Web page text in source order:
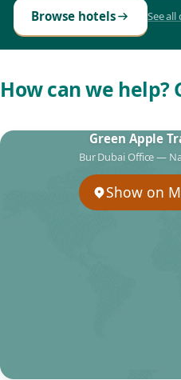
Browse hotels See all
How can we help?
Green Apple
Bur Dubai Office —
Show on